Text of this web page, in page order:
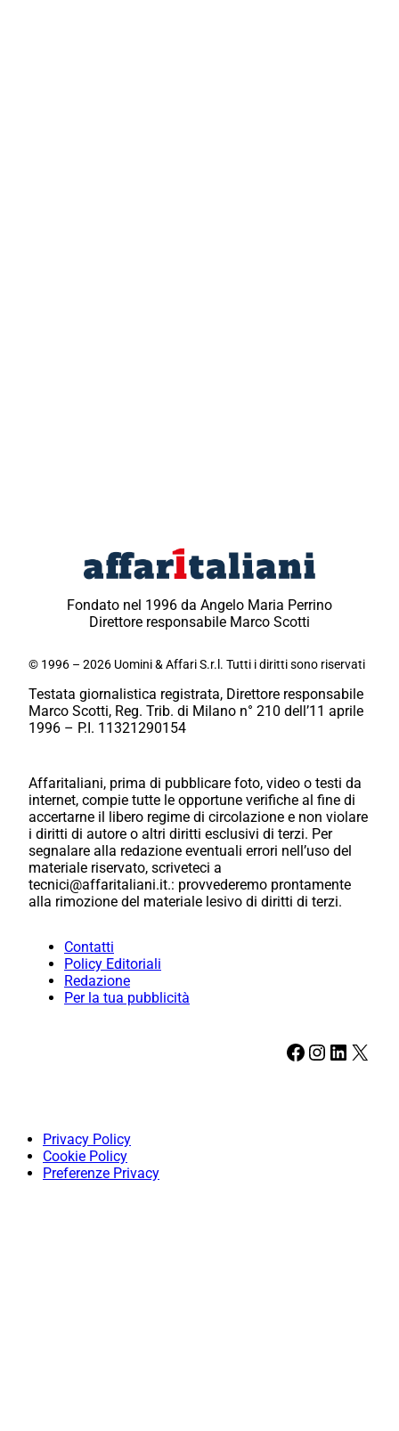
Fondato nel 1996 da Angelo Maria Perrino
Direttore responsabile Marco Scotti
© 1996 – 2026 Uomini & Affari S.r.l. Tutti i diritti sono riservati
Testata giornalistica registrata, Direttore responsabile
Marco Scotti, Reg. Trib. di Milano n° 210 dell’11 aprile
1996 – P.I. 11321290154
Affaritaliani, prima di pubblicare foto, video o testi da
internet, compie tutte le opportune verifiche al fine di
accertarne il libero regime di circolazione e non violare
i diritti di autore o altri diritti esclusivi di terzi. Per
segnalare alla redazione eventuali errori nell’uso del
materiale riservato, scriveteci a
tecnici@affaritaliani.it.: provvederemo prontamente
alla rimozione del materiale lesivo di diritti di terzi.
Contatti
Policy Editoriali
Redazione
Per la tua pubblicità
Facebook Instagram LinkedIn X
Privacy Policy
Cookie Policy
Preferenze Privacy